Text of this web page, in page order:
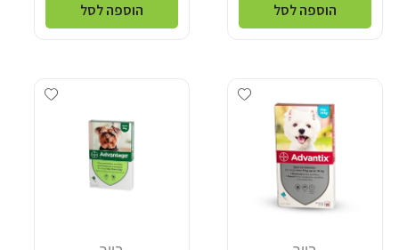
הוספה לסל הוספה לסל
Add wishlist
Add wishlist